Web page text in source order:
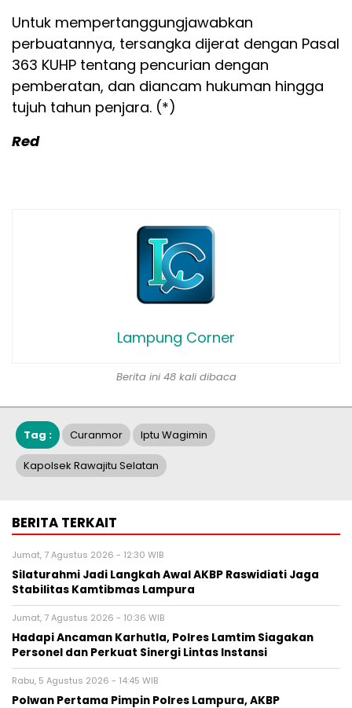
Untuk mempertanggungjawabkan
perbuatannya, tersangka dijerat dengan Pasal
363 KUHP tentang pencurian dengan
pemberatan, dan diancam hukuman hingga
tujuh tahun penjara. (*)
Red
Lampung Corner
Berita ini 48 kali dibaca
Tag : Curanmor Iptu Wagimin
Kapolsek Rawajitu Selatan
BERITA TERKAIT
Jumat, 7 Agustus 2026 - 12:30 WIB
Silaturahmi Jadi Langkah Awal AKBP Raswidiati Jaga
Stabilitas Kamtibmas Lampura
Jumat, 7 Agustus 2026 - 10:36 WIB
Hadapi Ancaman Karhutla, Polres Lamtim Siagakan
Personel dan Perkuat Sinergi Lintas Instansi
Rabu, 5 Agustus 2026 - 14:45 WIB
Polwan Pertama Pimpin Polres Lampura, AKBP